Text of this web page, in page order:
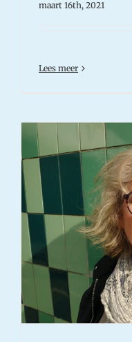
maart 16th, 2021
Lees meer